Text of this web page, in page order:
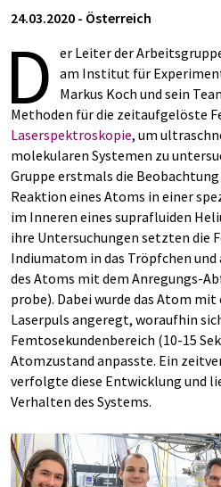
24.03.2020 - Österreich
D er Leiter der
am Institut für
Markus Koch und sein
Methoden für die zeitaufgelöste
Laserspektroskopie, um
molekularen Systemen zu
Gruppe erstmals die
Reaktion eines Atoms in einer
im Inneren eines suprafluiden
ihre Untersuchungen setzten die
Indiumatom in das Tröpfchen
des Atoms mit dem Anregungs-
probe). Dabei wurde das Atom
Laserpuls angeregt, woraufhin
Femtosekundenbereich (10-15
Atomzustand anpasste. Ein
verfolgte diese Entwicklung und
Verhalten des Systems.